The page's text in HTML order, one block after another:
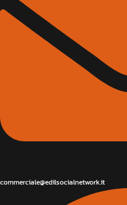
commerciale@edilsocialnetwork.it